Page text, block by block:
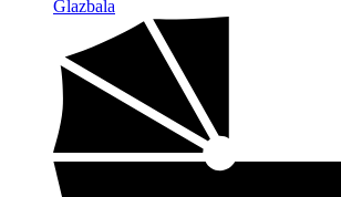
Glazbala